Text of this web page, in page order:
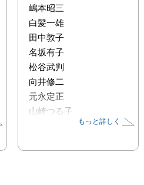
嶋本昭三
白髪一雄
田中敦子
名坂有子
松谷武判
向井修二
元永定正
山崎つる子
もっと詳しく